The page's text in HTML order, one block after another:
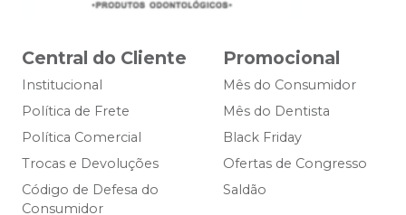
Central do Cliente
Institucional
Política de Frete
Política Comercial
Trocas e Devoluções
Código de Defesa do
Consumidor
Promocional
Mês do Consumidor
Mês do Dentista
Black Friday
Ofertas de Congresso
Saldão